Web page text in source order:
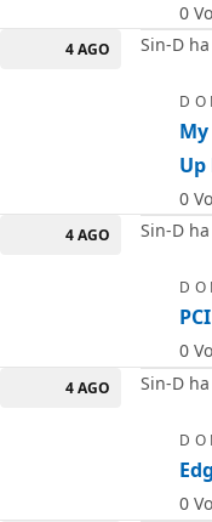
0
4 AGO Sin-D
Up
0
4 AGO Sin-D
0
4 AGO Sin-D
0